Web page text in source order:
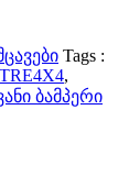
Tags :
TRE4X4,
ბამპერი